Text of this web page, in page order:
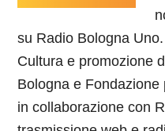
su Radio Bologna
Cultura e promozione
Bologna e Fondazione
in collaborazione con